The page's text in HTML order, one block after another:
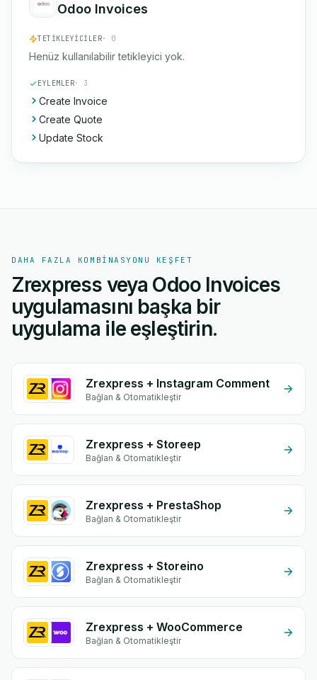
Odoo Invoices
TETIKLEYICILER· 0
Henüz kullanılabilir tetikleyici yok.
EYLEMLER· 3
Create Invoice
Create Quote
Update Stock
DAHA FAZLA KOMBINASYONU KEŞFET
Zrexpress veya Odoo Invoices
uygulamasını başka bir
uygulama ile eşleştirin.
Zrexpress + Instagram Comment
Bağlan & Otomatikleştir
Zrexpress + Storeep
Bağlan & Otomatikleştir
Zrexpress + PrestaShop
Bağlan & Otomatikleştir
Zrexpress + Storeino
Bağlan & Otomatikleştir
Zrexpress + WooCommerce
Bağlan & Otomatikleştir